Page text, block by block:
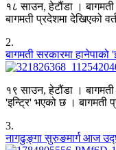
१८ साउन, हेटौंडा । बागमती
बागमती प्रदेशमा देखिएको
2.
बागमती सरकारमा हानेपाको
१९ साउन, हेटौंडा । बागमती
'इन्ट्रि' भएको छ । बागमती
3.
नागढुङ्गा सुरुङमार्ग आज